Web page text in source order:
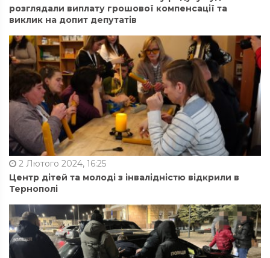
розглядали виплату грошової компенсації та
виклик на допит депутатів
2 Лютого 2024, 16:25
Центр дітей та молоді з інвалідністю відкрили в
Тернополі